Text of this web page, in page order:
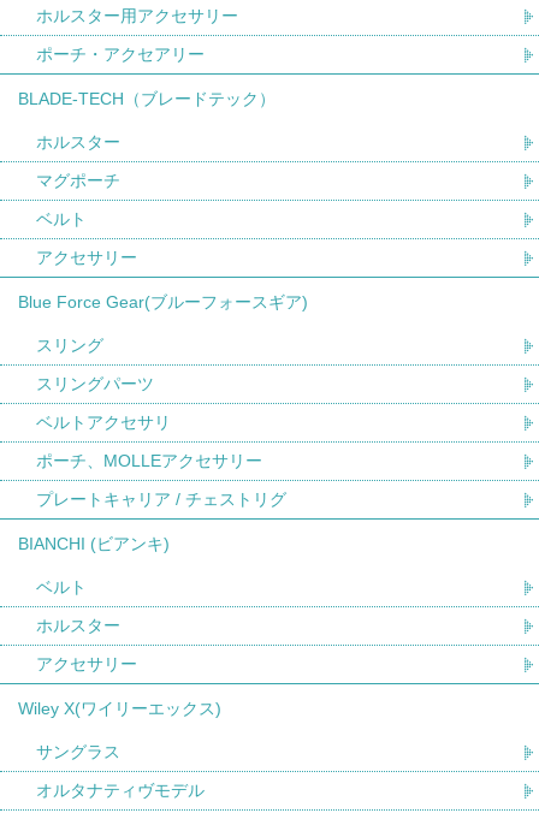
ホルスター用アクセサリー
ポーチ・アクセアリー
BLADE-TECH（ブレードテック）
ホルスター
マグポーチ
ベルト
アクセサリー
Blue Force Gear(ブルーフォースギア)
スリング
スリングパーツ
ベルトアクセサリ
ポーチ、MOLLEアクセサリー
プレートキャリア / チェストリグ
BIANCHI (ビアンキ)
ベルト
ホルスター
アクセサリー
Wiley X(ワイリーエックス)
サングラス
オルタナティヴモデル